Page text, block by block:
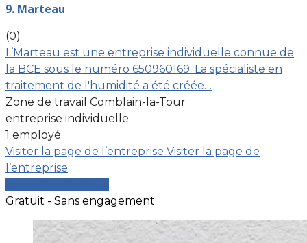
9. Marteau
(0)
L’Marteau est une entreprise individuelle connue de
la BCE sous le numéro 650960169. La spécialiste en
traitement de l'humidité a été créée…
Zone de travail Comblain-la-Tour
entreprise individuelle
1 employé
Visiter la page de l’entreprise Visiter la page de
l’entreprise
Gratuit - Sans engagement